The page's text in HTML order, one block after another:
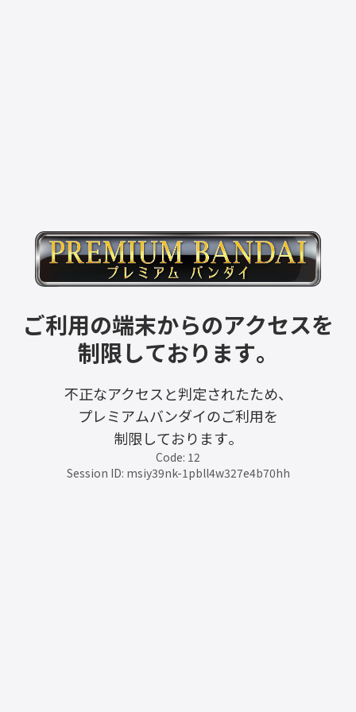
ご利用の端末からのアクセスを
制限しております。
不正なアクセスと判定されたため、
プレミアムバンダイのご利用を
制限しております。
Code: 12
Session ID: msiy39nk-1pbll4w327e4b70hh